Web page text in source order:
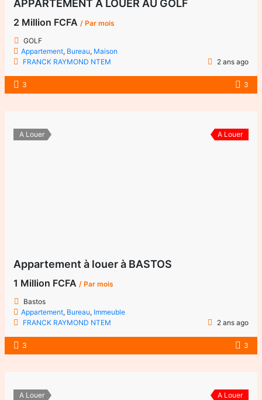
APPARTEMENT À LOUER AU GOLF
2 Million FCFA / Par mois
GOLF
Appartement, Bureau, Maison
FRANCK RAYMOND NTEM
2 ans ago
3 3
A Louer A Louer
Appartement à louer à BASTOS
1 Million FCFA / Par mois
Bastos
Appartement, Bureau, Immeuble
FRANCK RAYMOND NTEM
2 ans ago
3 3
A Louer A Louer